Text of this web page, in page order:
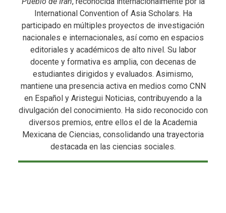
International Convention of Asia Scholars. Ha
participado en múltiples proyectos de investigación
nacionales e internacionales, así como en espacios
editoriales y académicos de alto nivel. Su labor
docente y formativa es amplia, con decenas de
estudiantes dirigidos y evaluados. Asimismo,
mantiene una presencia activa en medios como CNN
en Español y Aristegui Noticias, contribuyendo a la
divulgación del conocimiento. Ha sido reconocido con
diversos premios, entre ellos el de la Academia
Mexicana de Ciencias, consolidando una trayectoria
destacada en las ciencias sociales.